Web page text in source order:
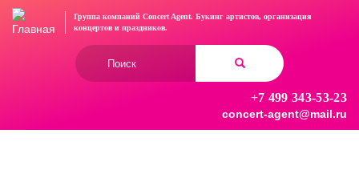
Перейти
Группа компаний Concert Agent. Букинг артистов, организация
концертови праздников.
+7 499 343-53-23
concert-agent@mail.ru